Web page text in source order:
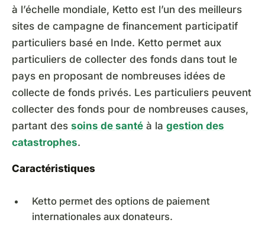
à l’échelle mondiale, Ketto est l’un des meilleurs
sites de campagne de financement participatif
particuliers basé en Inde. Ketto permet aux
particuliers de collecter des fonds dans tout le
pays en proposant de nombreuses idées de
collecte de fonds privés. Les particuliers peuvent
collecter des fonds pour de nombreuses causes,
partant des soins de santé à la gestion des
catastrophes.
Caractéristiques
Ketto permet des options de paiement
internationales aux donateurs.